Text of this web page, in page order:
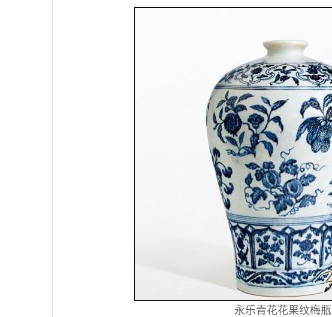
永乐青花花果纹梅瓶